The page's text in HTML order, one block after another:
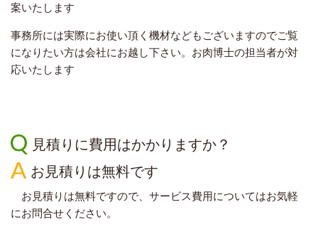
案いたします
事務所には実際にお使い頂く機材などもございますのでご覧
になりたい方は会社にお越し下さい。お肉博士の担当者が対
応いたします
見積りに費用はかかりますか？
お見積りは無料です
お見積りは無料ですので、サービス費用についてはお気軽
にお問合せください。